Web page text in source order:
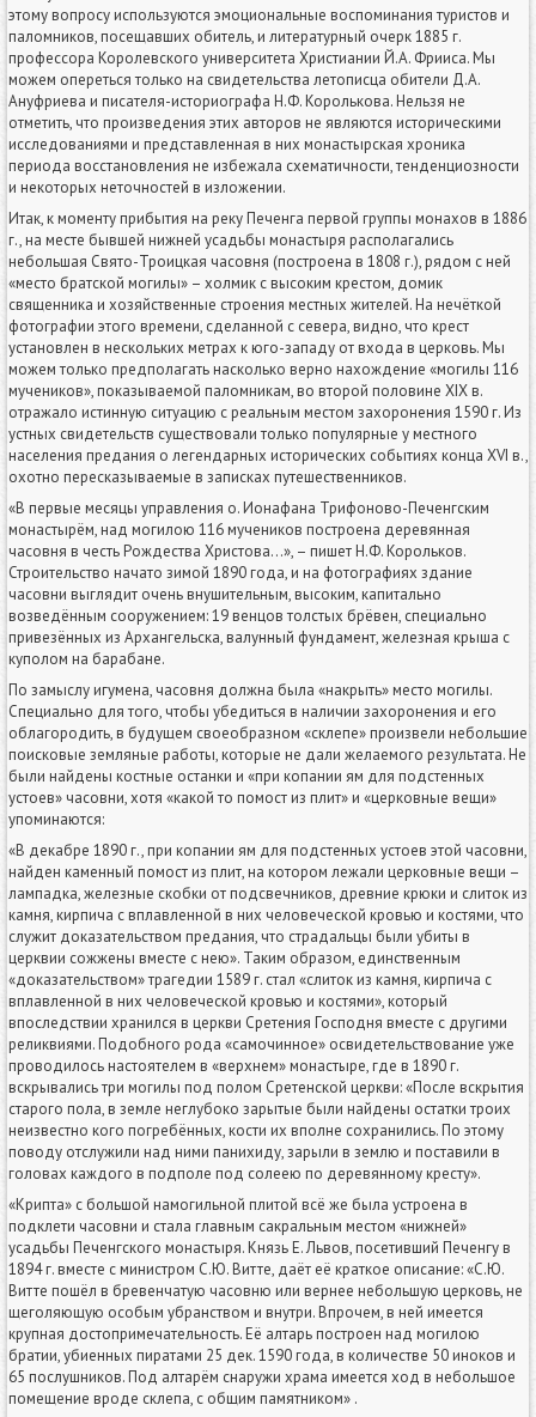
этому вопросу используются эмоциональные воспоминания туристов и
паломников, посещавших обитель, и литературный очерк 1885 г.
профессора Королевского университета Христиании Й.А. Фрииса. Мы
можем опереться только на свидетельства летописца обители Д.А.
Ануфриева и писателя-историографа Н.Ф. Королькова. Нельзя не
отметить, что произведения этих авторов не являются историческими
исследованиями и представленная в них монастырская хроника
периода восстановления не избежала схематичности, тенденциозности
и некоторых неточностей в изложении.
Итак, к моменту прибытия на реку Печенга первой группы монахов в 1886
г., на месте бывшей нижней усадьбы монастыря располагались
небольшая Свято-Троицкая часовня (построена в 1808 г.), рядом с ней
«место братской могилы» – холмик с высоким крестом, домик
священника и хозяйственные строения местных жителей. На нечёткой
фотографии этого времени, сделанной с севера, видно, что крест
установлен в нескольких метрах к юго-западу от входа в церковь. Мы
можем только предполагать насколько верно нахождение «могилы 116
мучеников», показываемой паломникам, во второй половине XIX в.
отражало истинную ситуацию с реальным местом захоронения 1590 г. Из
устных свидетельств существовали только популярные у местного
населения предания о легендарных исторических событиях конца XVI в.,
охотно пересказываемые в записках путешественников.
«В первые месяцы управления о. Ионафана Трифоново-Печенгским
монастырём, над могилою 116 мучеников построена деревянная
часовня в честь Рождества Христова…», – пишет Н.Ф. Корольков.
Строительство начато зимой 1890 года, и на фотографиях здание
часовни выглядит очень внушительным, высоким, капитально
возведённым сооружением: 19 венцов толстых брёвен, специально
привезённых из Архангельска, валунный фундамент, железная крыша с
куполом на барабане.
По замыслу игумена, часовня должна была «накрыть» место могилы.
Специально для того, чтобы убедиться в наличии захоронения и его
облагородить, в будущем своеобразном «склепе» произвели небольшие
поисковые земляные работы, которые не дали желаемого результата. Не
были найдены костные останки и «при копании ям для подстенных
устоев» часовни, хотя «какой то помост из плит» и «церковные вещи»
упоминаются:
«В декабре 1890 г., при копании ям для подстенных устоев этой часовни,
найден каменный помост из плит, на котором лежали церковные вещи –
лампадка, железные скобки от подсвечников, древние крюки и слиток из
камня, кирпича с вплавленной в них человеческой кровью и костями, что
служит доказательством предания, что страдальцы были убиты в
церквии сожжены вместе с нею». Таким образом, единственным
«доказательством» трагедии 1589 г. стал «слиток из камня, кирпича с
вплавленной в них человеческой кровью и костями», который
впоследствии хранился в церкви Сретения Господня вместе с другими
реликвиями. Подобного рода «самочинное» освидетельствование уже
проводилось настоятелем в «верхнем» монастыре, где в 1890 г.
вскрывались три могилы под полом Сретенской церкви: «После вскрытия
старого пола, в земле неглубоко зарытые были найдены остатки троих
неизвестно кого погребённых, кости их вполне сохранились. По этому
поводу отслужили над ними панихиду, зарыли в землю и поставили в
головах каждого в подполе под солеею по деревянному кресту».
«Крипта» с большой намогильной плитой всё же была устроена в
подклети часовни и стала главным сакральным местом «нижней»
усадьбы Печенгского монастыря. Князь Е. Львов, посетивший Печенгу в
1894 г. вместе с министром С.Ю. Витте, даёт её краткое описание: «С.Ю.
Витте пошёл в бревенчатую часовню или вернее небольшую церковь, не
щеголяющую особым убранством и внутри. Впрочем, в ней имеется
крупная достопримечательность. Её алтарь построен над могилою
братии, убиенных пиратами 25 дек. 1590 года, в количестве 50 иноков и
65 послушников. Под алтарём снаружи храма имеется ход в небольшое
помещение вроде склепа, с общим памятником» .